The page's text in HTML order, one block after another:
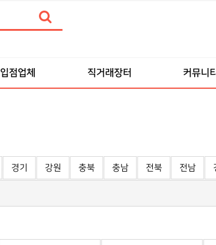
입점업체 직거래장터 커뮤니티
경기 강원 충북 충남 전북 전남